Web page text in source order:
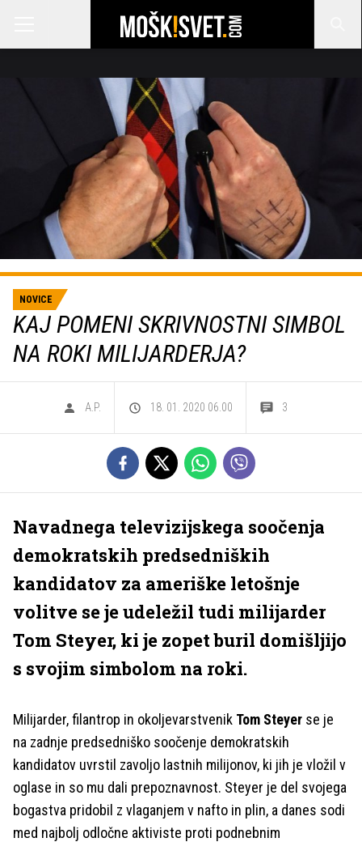
NOVICE
KAJ POMENI SKRIVNOSTNI SIMBOL
NA ROKI MILIJARDERJA?
A.P. 18. 01. 2020 06.00 3
Navadnega televizijskega soočenja
demokratskih predsedniških
kandidatov za ameriške letošnje
volitve se je udeležil tudi milijarder
Tom Steyer, ki je zopet buril domišljijo
s svojim simbolom na roki.
Milijarder, filantrop in okoljevarstvenik Tom Steyer se je
na zadnje predsedniško soočenje demokratskih
kandidatov uvrstil zavoljo lastnih milijonov, ki jih je vložil v
oglase in so mu dali prepoznavnost. Steyer je del svojega
bogastva pridobil z vlaganjem v nafto in plin, a danes sodi
med najbolj odločne aktiviste proti podnebnim